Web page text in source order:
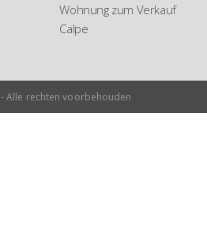
Wohnung zum Verkauf
Calpe
- Alle rechten voorbehouden